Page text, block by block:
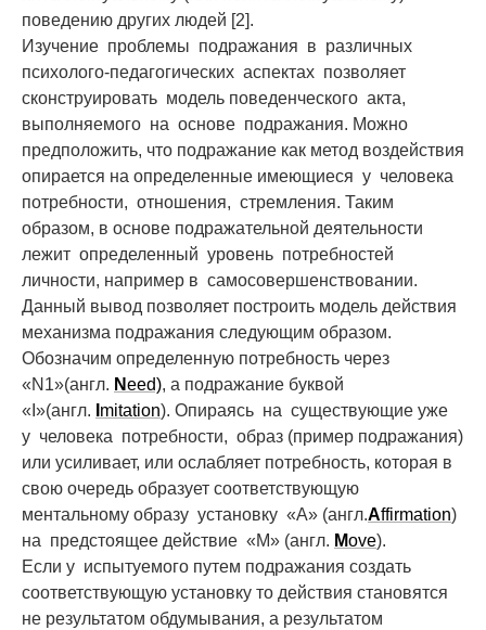
поведению других людей [2].
Изучение проблемы подражания в различных
психолого-педагогических аспектах позволяет
сконструировать модель поведенческого акта,
выполняемого на основе подражания. Можно
предположить, что подражание как метод воздействия
опирается на определенные имеющиеся у человека
потребности, отношения, стремления. Таким
образом, в основе подражательной деятельности
лежит определенный уровень потребностей
личности, например в самосовершенствовании.
Данный вывод позволяет построить модель действия
механизма подражания следующим образом.
Обозначим определенную потребность через
«N1»(англ. Need), а подражание буквой
«I»(англ. mitation). Опираясь на существующие уже
у человека потребности, образ (пример подражания)
или усиливает, или ослабляет потребность, которая в
свою очередь образует соответствующую
ментальному образу установку «A» (англ.Affirmation)
на предстоящее действие «M» (англ. Move).
Если у испытуемого путем подражания создать
соответствующую установку то действия становятся
не результатом обдумывания, а результатом